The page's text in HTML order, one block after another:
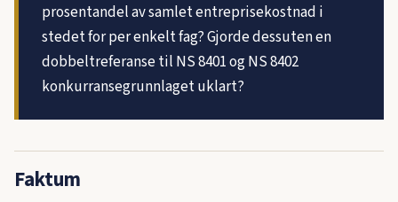
prosentandel av samlet entreprisekostnad i
stedet for per enkelt fag? Gjorde dessuten en
dobbeltreferanse til NS 8401 og NS 8402
konkurransegrunnlaget uklart?
Faktum